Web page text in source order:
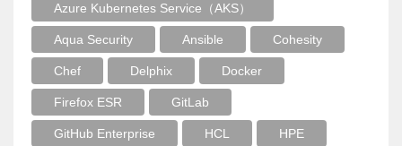
Azure Kubernetes Service（AKS）
Aqua Security Ansible Cohesity
Chef Delphix Docker
Firefox ESR GitLab
GitHub Enterprise HCL HPE